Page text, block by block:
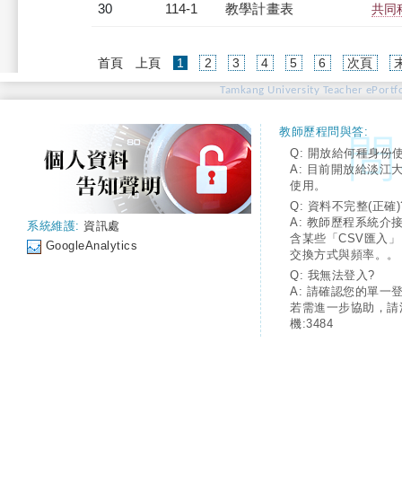
30 114-1 教學計畫表 共同
首頁 上頁 1 (current)
2 3 4 5 6 次頁
Tamkang University Teacher
系統維護: 資訊處
GoogleAnalytics
教師歷程問與答:
Q: 開放給何種身份
A: 目前開放給淡江
使用。
Q: 資料不完整(正確
A: 教師歷程系統介
含某些「CSV匯入
交換方式與頻率。。
Q: 我無法登入?
A: 請確認您的單一
若需進一步協助，
機:3484